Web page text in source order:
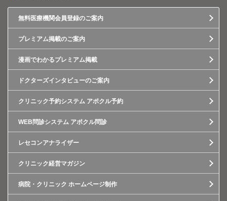
無料医療機関会員登録のご案内
プレミアム掲載のご案内
漫画でわかるプレミアム掲載
ドクターズインタビューのご案内
クリニック予約システム アポクル予約
WEB問診システム アポクル問診
レセコンアナライザー
クリニック経営マガジン
病院・クリニック ホームページ制作